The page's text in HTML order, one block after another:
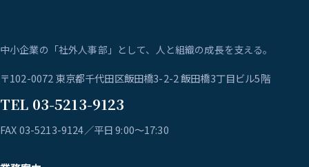
中小企業の「社外人事部」として、人と組織の成長を支える。
〒102-0072 東京都千代田区飯田橋3-2-2 飯田橋3丁目ビル5階
TEL 03-5213-9123
FAX 03-5213-9124／平日 9:00〜17:30